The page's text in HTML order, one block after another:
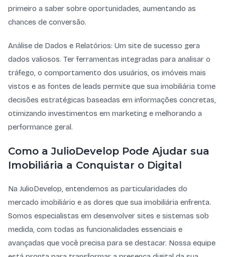
primeiro a saber sobre oportunidades, aumentando as
chances de conversão.
Análise de Dados e Relatórios: Um site de sucesso gera
dados valiosos. Ter ferramentas integradas para analisar o
tráfego, o comportamento dos usuários, os imóveis mais
vistos e as fontes de leads permite que sua imobiliária tome
decisões estratégicas baseadas em informações concretas,
otimizando investimentos em marketing e melhorando a
performance geral.
Como a JulioDevelop Pode Ajudar sua
Imobiliária a Conquistar o Digital
Na JulioDevelop, entendemos as particularidades do
mercado imobiliário e as dores que sua imobiliária enfrenta.
Somos especialistas em desenvolver sites e sistemas sob
medida, com todas as funcionalidades essenciais e
avançadas que você precisa para se destacar. Nossa equipe